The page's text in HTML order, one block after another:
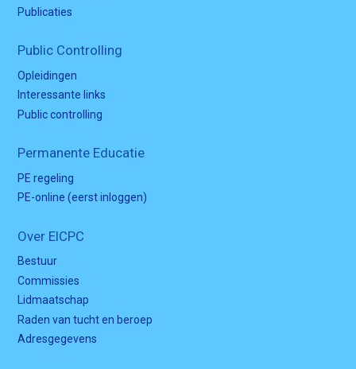
Publicaties
Public Controlling
Opleidingen
Interessante links
Public controlling
Permanente Educatie
PE regeling
PE-online (eerst inloggen)
Over EICPC
Bestuur
Commissies
Lidmaatschap
Raden van tucht en beroep
Adresgegevens